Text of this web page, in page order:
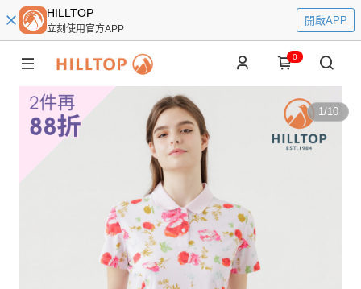
HILLTOP
立刻使用官方APP
開啟APP
0
1/10